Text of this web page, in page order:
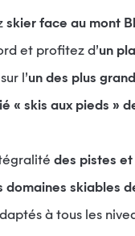
skier face au mont
et profitez d’un
sur l’un des plus
« skis aux pieds »
des pistes
domaines skiables
à tous les